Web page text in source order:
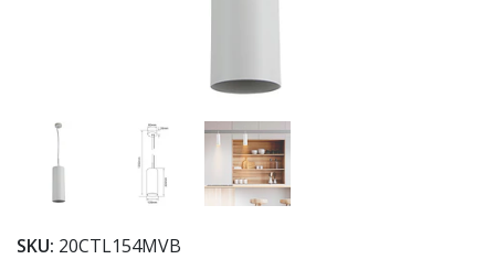
SKU: 20CTL154MVB